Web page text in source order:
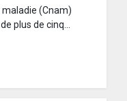
maladie (Cnam)
plus de cinq...